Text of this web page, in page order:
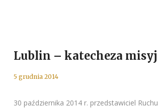
Lublin – katecheza
5 grudnia 2014
30 października 2014 r. przedstawiciel